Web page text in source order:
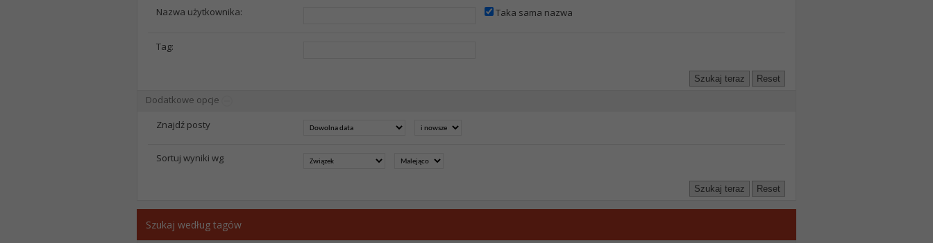
Nazwa użytkownika: Taka sama nazwa
Tag:
Dodatkowe opcje
Znajdź posty
Sortuj wyniki wg
Szukaj według tagów